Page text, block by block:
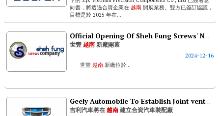
向書，將透過合資企業在 越南開展業務。雙方已簽訂協議，
目標是於 2025 年在...
Official Opening Of Sheh Fung Screws' New Plant In Vietnam
世豐越南新廠開幕
2024-12-16
世豐 越南新廠位於...
Geely Automobile To Establish Joint-venture Automobile Assembly Plant In Vietnam
吉利汽車將在越南建立合資汽車裝配廠